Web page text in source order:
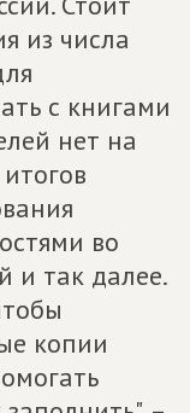
из числа
с книгами
нет на
во
и так далее.
копии